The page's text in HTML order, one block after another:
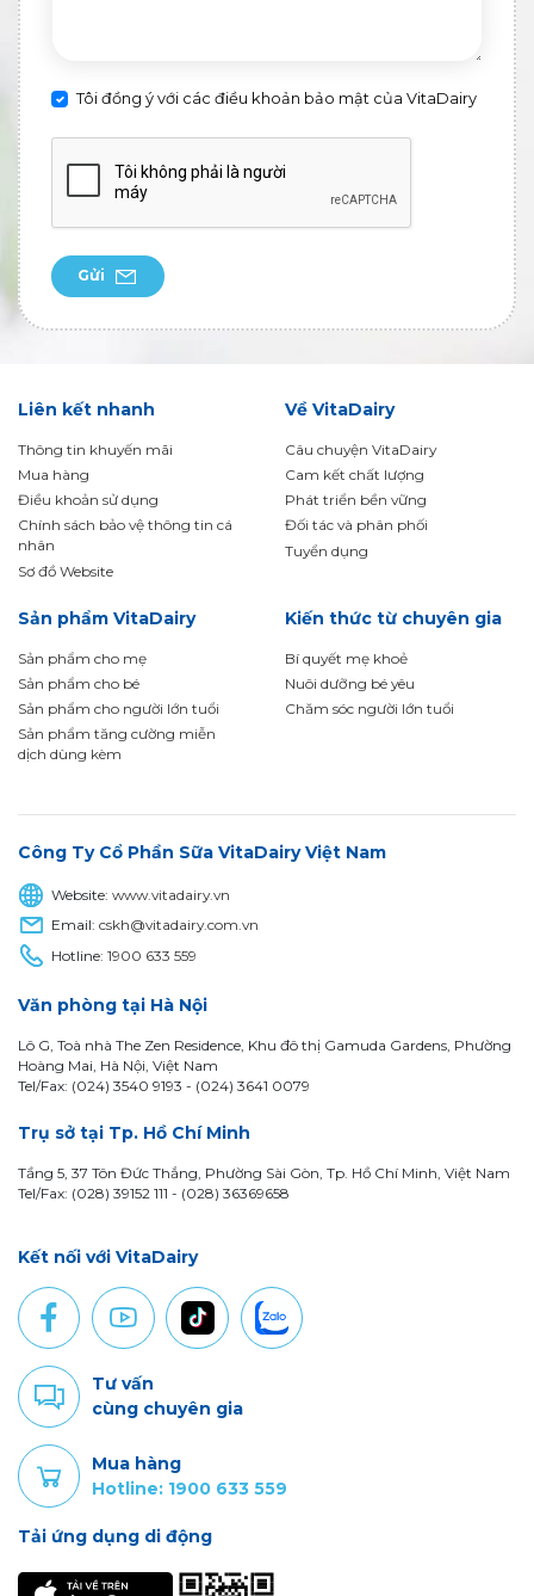
Tôi đồng ý với các điều khoản bảo mật của VitaDairy
Gửi
Liên kết nhanh
Thông tin khuyến mãi
Mua hàng
Điều khoản sử dụng
Chính sách bảo vệ thông tin cá
nhân
Sơ đồ Website
Về VitaDairy
Câu chuyện VitaDairy
Cam kết chất lượng
Phát triển bền vững
Đối tác và phân phối
Tuyển dụng
Sản phẩm VitaDairy
Sản phẩm cho mẹ
Sản phẩm cho bé
Sản phẩm cho người lớn tuổi
Sản phẩm tăng cường miễn
dịch dùng kèm
Kiến thức từ chuyên gia
Bí quyết mẹ khoẻ
Nuôi dưỡng bé yêu
Chăm sóc người lớn tuổi
Công Ty Cổ Phần Sữa VitaDairy Việt Nam
Website:www.vitadairy.vn
Email:cskh@vitadairy.com.vn
Hotline:1900 633 559
Văn phòng tại Hà Nội
Lô G, Toà nhà The Zen Residence, Khu đô thị Gamuda Gardens, Phường
Hoàng Mai, Hà Nội, Việt Nam
Tel/Fax: (024) 3540 9193 - (024) 3641 0079
Trụ sở tại Tp. Hồ Chí Minh
Tầng 5, 37 Tôn Đức Thắng, Phường Sài Gòn, Tp. Hồ Chí Minh, Việt Nam
Tel/Fax: (028) 39152 111 - (028) 36369658
Kết nối với VitaDairy
Tư vấn
cùng chuyên gia
Mua hàng
Hotline: 1900 633 559
Tải ứng dụng di động